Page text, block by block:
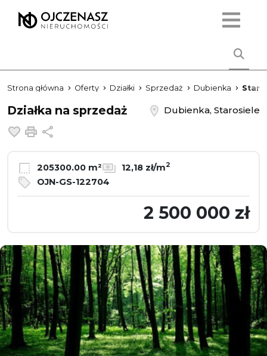
Strona główna Oferty Działki Sprzedaż Dubienka
Działka na sprzedaż
Dubienka, Starosiele
Dodaj do ulubionych
Drukuj
205300.00 m² 12,18 zł/m2
OJN-GS-122704
2 500 000 zł